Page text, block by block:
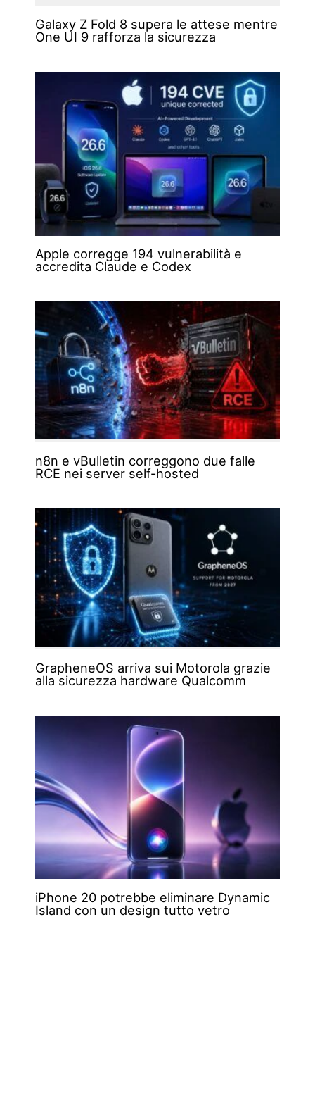
Galaxy Z Fold 8 supera le attese mentre
One UI 9 rafforza la sicurezza
Apple corregge 194 vulnerabilità e
accredita Claude e Codex
n8n e vBulletin correggono due falle
RCE nei server self-hosted
GrapheneOS arriva sui Motorola grazie
alla sicurezza hardware Qualcomm
iPhone 20 potrebbe eliminare Dynamic
Island con un design tutto vetro